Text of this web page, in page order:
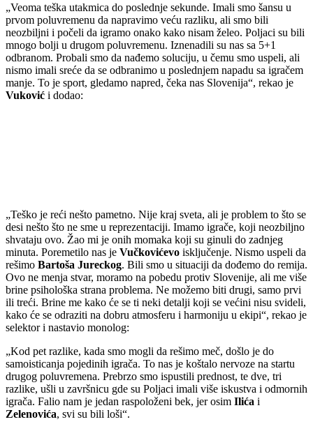
„Veoma teška utakmica do poslednje sekunde. Imali smo šansu u
prvom poluvremenu da napravimo veću razliku, ali smo bili
neozbiljni i počeli da igramo onako kako nisam želeo. Poljaci su bili
mnogo bolji u drugom poluvremenu. Iznenadili su nas sa 5+1
odbranom. Probali smo da nađemo soluciju, u čemu smo uspeli, ali
nismo imali sreće da se odbranimo u poslednjem napadu sa igračem
manje. To je sport, gledamo napred, čeka nas Slovenija“, rekao je
Vuković i dodao:
„Teško je reći nešto pametno. Nije kraj sveta, ali je problem to što se
desi nešto što ne sme u reprezentaciji. Imamo igrače, koji neozbiljno
shvataju ovo. Žao mi je onih momaka koji su ginuli do zadnjeg
minuta. Poremetilo nas je Vučkovićevo isključenje. Nismo uspeli da
rešimo Bartoša Jureckog. Bili smo u situaciji da dođemo do remija.
Ovo ne menja stvar, moramo na pobedu protiv Slovenije, ali me više
brine psihološka strana problema. Ne možemo biti drugi, samo prvi
ili treći. Brine me kako će se ti neki detalji koji se većini nisu svideli,
kako će se odraziti na dobru atmosferu i harmoniju u ekipi“, rekao je
selektor i nastavio monolog:
„Kod pet razlike, kada smo mogli da rešimo meč, došlo je do
samoisticanja pojedinih igrača. To nas je koštalo nervoze na startu
drugog poluvremena. Prebrzo smo ispustili prednost, te dve, tri
razlike, ušli u završnicu gde su Poljaci imali više iskustva i odmornih
igrača. Falio nam je jedan raspoloženi bek, jer osim Ilića i
Zelenovića, svi su bili loši“.